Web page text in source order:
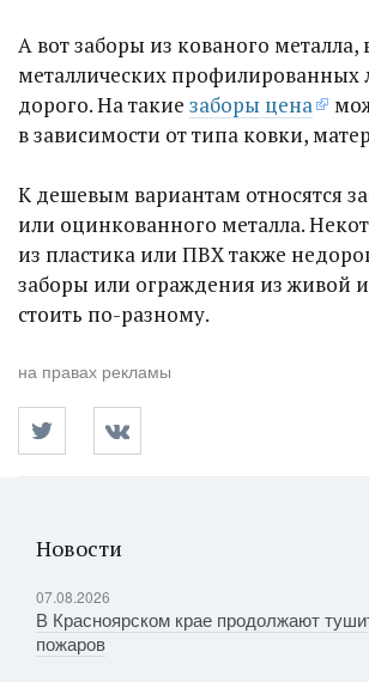
А вот заборы из кованого металла,
металлических профилированных
дорого. На такие заборы цена
в зависимости от типа ковки,
К дешевым вариантам относятся
или оцинкованного металла.
из пластика или ПВХ также
заборы или ограждения из живой
стоить по-разному.
на правах рекламы
Новости
07.08.2026
В Красноярском крае продолжают
пожаров